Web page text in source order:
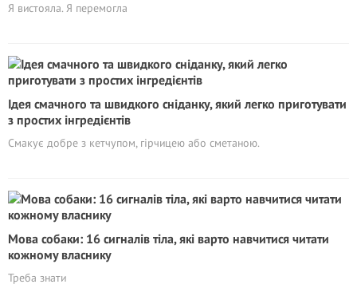
Я вистояла. Я перемогла
Ідея смачного та швидкого сніданку, який легко приготувати
з простих інгредієнтів
Смакує добре з кетчупом, гірчицею або сметаною.
Мова собаки: 16 сигналів тіла, які варто навчитися читати
кожному власнику
Треба знати